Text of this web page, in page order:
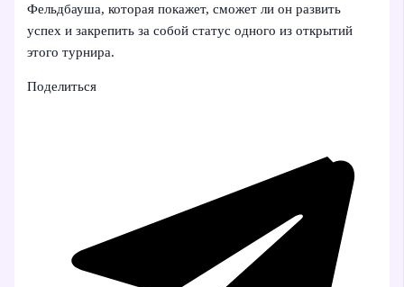
Фельдбауша, которая покажет, сможет ли он развить
успех и закрепить за собой статус одного из открытий
этого турнира.
Поделиться